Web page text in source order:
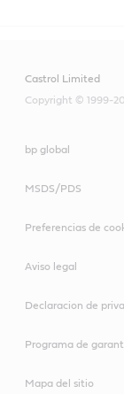
Castrol Limited
Copyright © 1999-
bp global
MSDS/PDS
Preferencias de
Aviso legal
Declaracion de
Programa de
Mapa del sitio